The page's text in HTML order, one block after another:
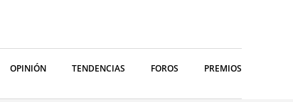
OPINIÓN TENDENCIAS FOROS PREMIOS